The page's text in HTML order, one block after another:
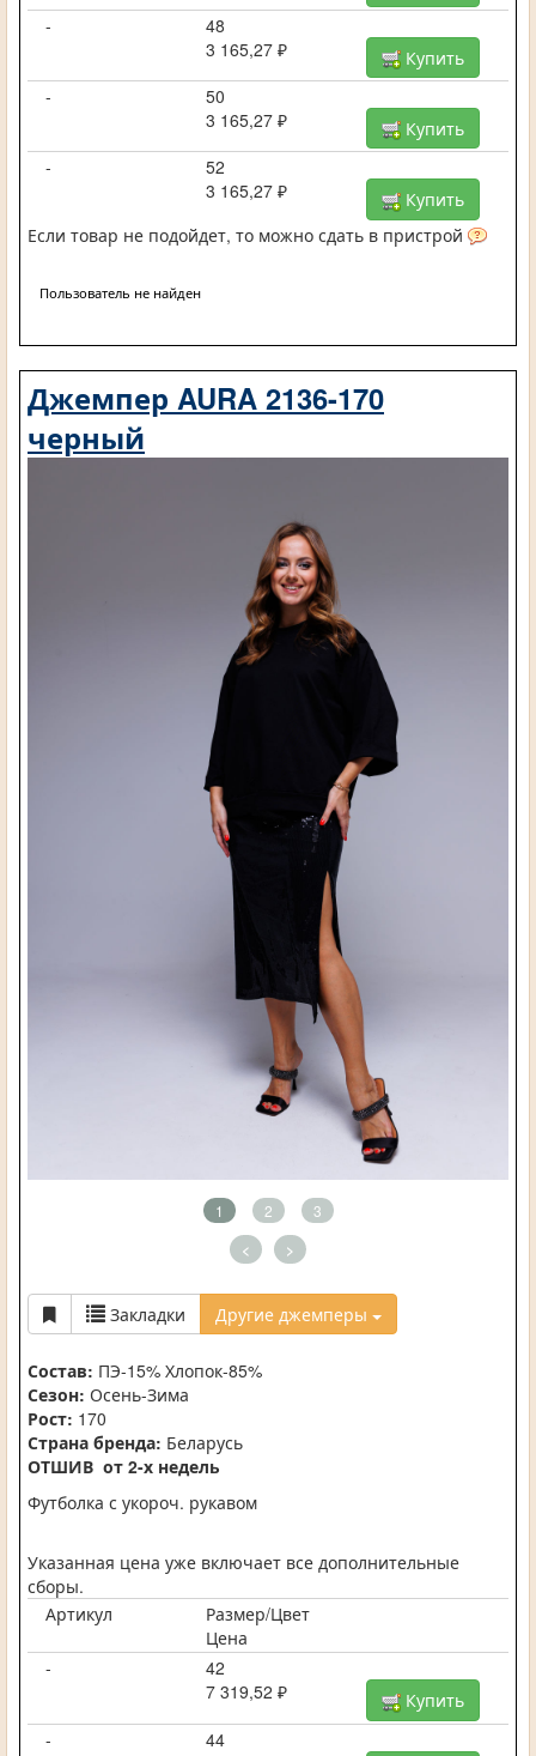
-
48
3 165,27 ₽
Купить
-
50
3 165,27 ₽
Купить
-
52
3 165,27 ₽
Купить
Если товар не подойдет, то можно сдать в пристрой
Пользователь не найден
Джемпер AURA 2136-170
черный
1 2 3
< >
Закладки Другие джемперы
Состав: ПЭ-15% Хлопок-85%
Сезон: Осень-Зима
Рост: 170
Страна бренда: Беларусь
ОТШИВ от 2-х недель
Футболка с укороч. рукавом
Указанная цена уже включает все дополнительные
сборы.
Артикул
Размер/Цвет
Цена
-
42
7 319,52 ₽
Купить
-
44